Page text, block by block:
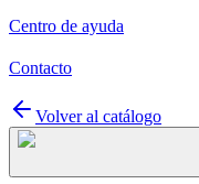
Centro de ayuda
Contacto
Volver al catálogo